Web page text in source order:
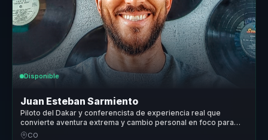
Disponible
Juan Esteban Sarmiento
Piloto del Dakar y conferencista de experiencia real que
convierte aventura extrema y cambio personal en foco para
equipos.
CO